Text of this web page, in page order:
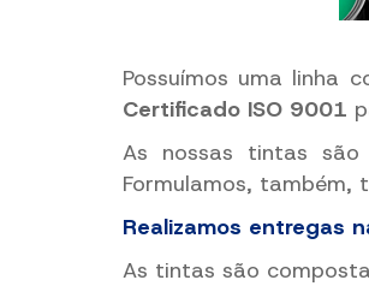
Possuímos uma linha
Certificado ISO 9001
As nossas tintas
Formulamos, também,
Realizamos entregas
As tintas são